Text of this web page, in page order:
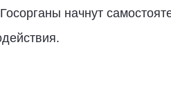
начнут